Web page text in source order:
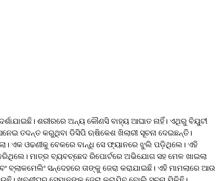
ଶରୀରରେ ଅନ୍ୟ କୌଣସି ବାହ୍ୟ ଆଘାତ ନାହିଁ। ଏଥିରୁ ବିୟୁଟୀ
ତଦନ୍ତ କରୁଥିବା ଡିସିପି ଋଷିକେଶ ଖିଲାରୀ ସୂଚନା ଦେଇଛନ୍ତି।
ଏକ ଓଢଣୀକୁ ବେକରେ ବାନ୍ଧି ସେ ଫ୍ୟାନରେ ଝୁଲି ପଡ଼ିଥିଲେ। ଏହି
ମାତ୍ର ବ୍ୟବଚ୍ଛେଦ ରିପୋର୍ଟରେ ଅଭିଯୋଗ ସହ ମେଳ ଖାଇଲା
ସନ୍ଦେହରେ ତାଙ୍କୁ ଜେରା କରାଯାଇଛି। ଏହି ମାମଲାରେ ଆଉ